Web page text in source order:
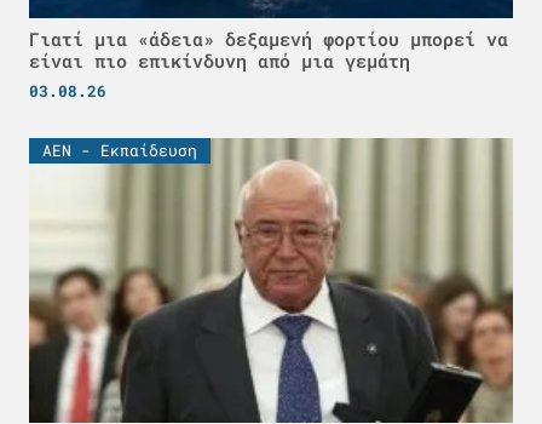
Γιατί μια «άδεια» δεξαμενή φορτίου μπορεί να
είναι πιο επικίνδυνη από μια γεμάτη
03.08.26
ΑΕΝ - Εκπαίδευση